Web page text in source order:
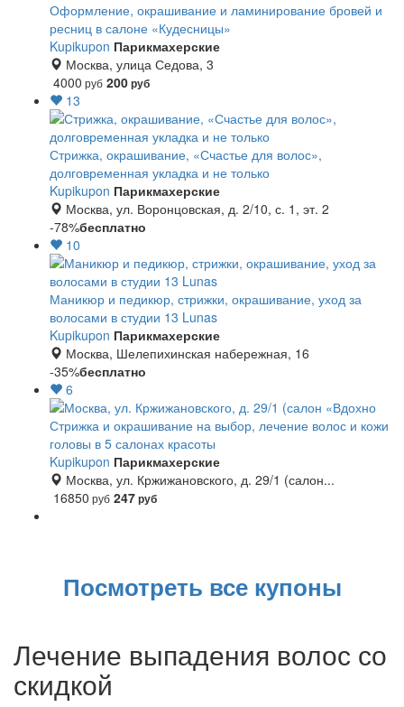
Оформление, окрашивание и ламинирование бровей и
ресниц в салоне «Кудесницы»
Kupikupon Парикмахерские
Москва, улица Седова, 3
4000 руб 200руб
13
Стрижка, окрашивание, «Счастье для волос»,
долговременная укладка и не только
Kupikupon Парикмахерские
Москва, ул. Воронцовская, д. 2/10, с. 1, эт. 2
-78%бесплатно
10
Маникюр и педикюр, стрижки, окрашивание, уход за
волосами в студии 13 Lunas
Kupikupon Парикмахерские
Москва, Шелепихинская набережная, 16
-35%бесплатно
6
Стрижка и окрашивание на выбор, лечение волос и кожи
головы в 5 салонах красоты
Kupikupon Парикмахерские
Москва, ул. Кржижановского, д. 29/1 (салон...
16850 руб 247руб
Посмотреть все купоны
Лечение выпадения волос со
скидкой